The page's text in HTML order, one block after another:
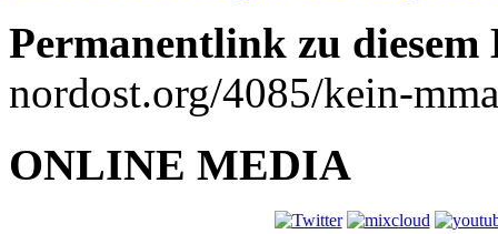
Permanentlink zu
nordost.org/4085/kein-
ONLINE MEDIA